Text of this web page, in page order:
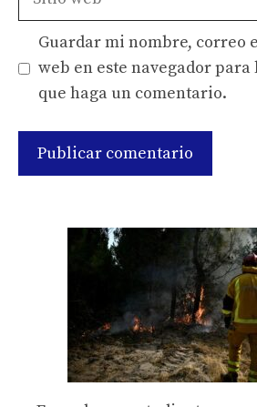
Guardar mi nombre, correo
web en este navegador
que haga un comentario.